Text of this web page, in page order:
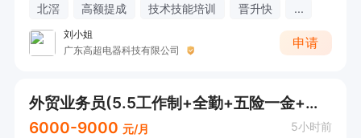
北滘 高额提成 技术技能培训 晋升快 ...
刘小姐
广东高超电器科技有限公司
申请
外贸业务员(5.5工作制+全勤+五险一金+节日慰问）
6000-9000 元/月 5小时前